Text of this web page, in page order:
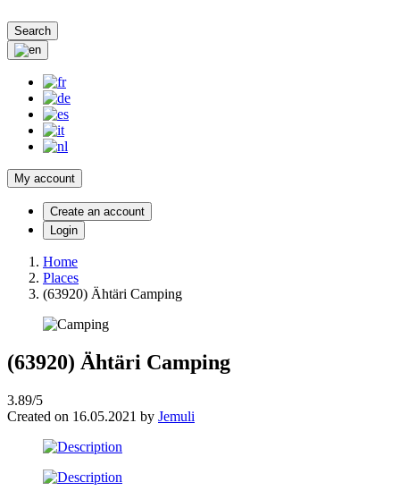
Search
My account
Create an account
Login
Home
Places
(63920) Ähtäri Camping
(63920) Ähtäri Camping
3.89/5
Created on 16.05.2021 by Jemuli